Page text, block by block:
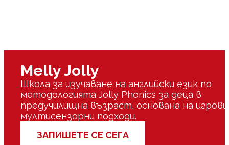
Melly Jolly
Школа за изучаване на английски език по
методологията Jolly Phonics за деца в
предучилищна възраст, основана на
мултисензорни подходи.
ЗАПИШЕТЕ СЕ СЕГА